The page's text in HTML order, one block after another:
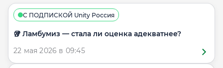
С ПОДПИСКОЙ Unity Россия
🥡 Ламбумиз — стала ли оценка адекватнее?
22 мая 2026 в 09:45